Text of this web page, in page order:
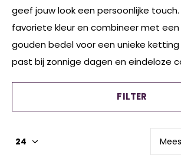
geef jouw look een persoonlijke touch.
favoriete kleur en combineer met een
gouden bedel voor een unieke
past bij zonnige dagen en eindeloze
FILTER